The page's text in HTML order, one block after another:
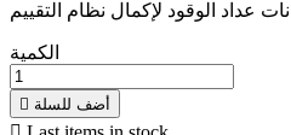
الكمية
 أضف للسلة